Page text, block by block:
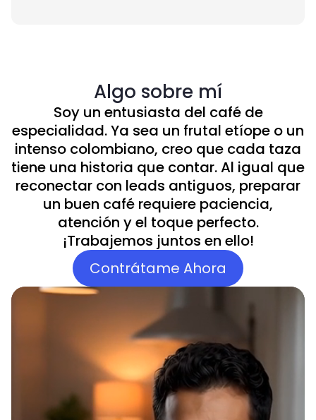
Algo sobre mí
Soy un entusiasta del café de
especialidad. Ya sea un frutal etíope o un
intenso colombiano, creo que cada taza
tiene una historia que contar. Al igual que
reconectar con leads antiguos, preparar
un buen café requiere paciencia,
atención y el toque perfecto.
¡Trabajemos juntos en ello!
Contrátame Ahora